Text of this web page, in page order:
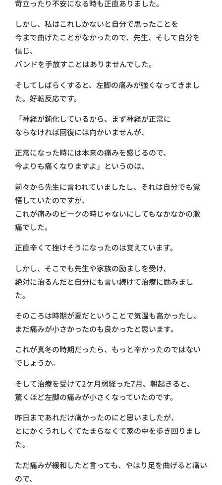
苛立ったり不安になる時も正直ありました。
しかし、私はこれしかないと自分で思ったことを
今まで曲げたことがなかったので、先生、そして自分を
信じ、
バンドを手放すことはありませんでした。
そしてしばらくすると、左脚の痛みが強くなってきまし
た。好転反応です。
「神経が鈍化しているから、まず神経が正常に
ならなければ回復には向かいませんが、
正常になった時には本来の痛みを感じるので、
今よりも痛くなりますよ」というのは、
前々から先生に言われていましたし、それは自分でも覚
悟していたのですが、
これが痛みのピークの時じゃないにしてもなかなかの激
痛でした。
正直辛くて挫けそうになったのは覚えています。
しかし、そこでも先生や家族の励ましを受け、
絶対に治るんだと自分にも言い続けて治療に励みまし
た。
そのころは時期が夏だということで気温も高かったし、
まだ痛みが小さかったのも良かったと思います。
これが真冬の時期だったら、もっと辛かったのではない
でしょうか。
そして治療を受けて2ケ月弱経った7月、朝起きると、
驚くほど左脚の痛みが小さくなっていたのです。
昨日まであれだけ痛かったのにと思いましたが、
とにかくうれしくてたまらなくて家の中を歩き回りまし
た。
ただ痛みが緩和したと言っても、やはり足を曲げると痛い
ので、